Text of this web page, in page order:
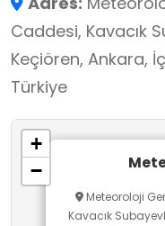
Caddesi, Kavacık
Keçiören, Ankara,
Türkiye
Meteoroloji
Kavacık
+
−